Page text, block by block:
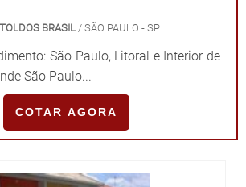
BRASIL / SÃO PAULO - SP
São Paulo, Litoral e Interior de
São Paulo...
COTAR AGORA